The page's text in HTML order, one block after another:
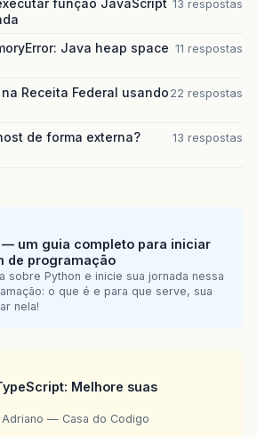
13 respostas
Java heap space 11 respostas
Receita Federal usando22 respostas
de forma externa?
13 respostas
— um guia completo para iniciar
de programação
sobre Python e inicie sua jornada nessa
o que é e para que serve, sua
nela!
Melhore suas
Adriano — Casa do Codigo